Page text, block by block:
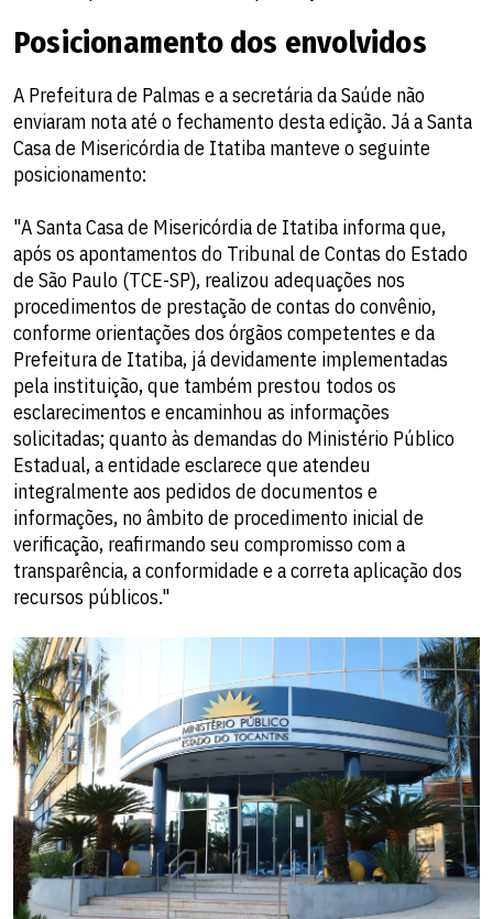
Posicionamento dos envolvidos
A Prefeitura de Palmas e a secretária da Saúde não
enviaram nota até o fechamento desta edição. Já a Santa
Casa de Misericórdia de Itatiba manteve o seguinte
posicionamento:
"A Santa Casa de Misericórdia de Itatiba informa que,
após os apontamentos do Tribunal de Contas do Estado
de São Paulo (TCE-SP), realizou adequações nos
procedimentos de prestação de contas do convênio,
conforme orientações dos órgãos competentes e da
Prefeitura de Itatiba, já devidamente implementadas
pela instituição, que também prestou todos os
esclarecimentos e encaminhou as informações
solicitadas; quanto às demandas do Ministério Público
Estadual, a entidade esclarece que atendeu
integralmente aos pedidos de documentos e
informações, no âmbito de procedimento inicial de
verificação, reafirmando seu compromisso com a
transparência, a conformidade e a correta aplicação dos
recursos públicos."